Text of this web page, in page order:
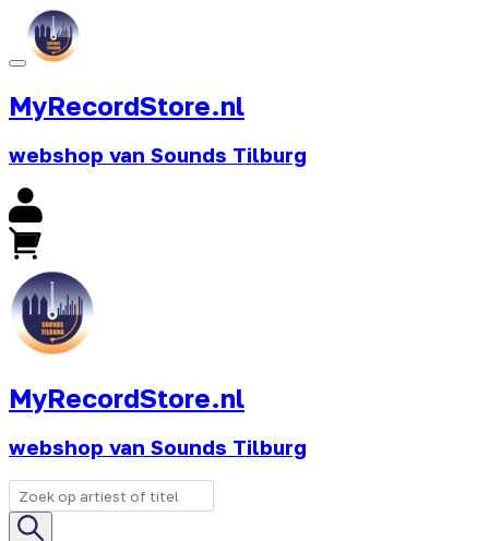
MyRecordStore.nl
webshop van Sounds Tilburg
MyRecordStore.nl
webshop van Sounds Tilburg